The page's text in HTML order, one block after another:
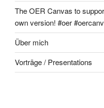
The OER Canvas to
own version! #oer
Über mich
Vorträge / Presentations